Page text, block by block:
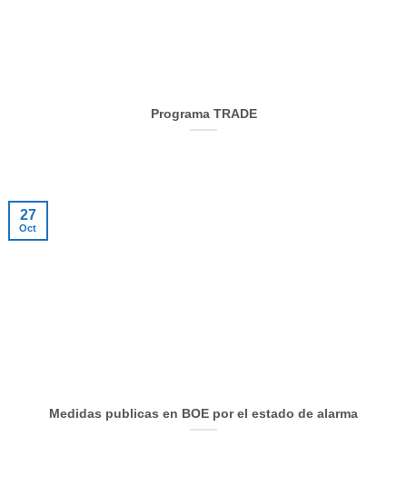
Programa TRADE
Medidas publicas en BOE por el estado de alarma
27
Oct